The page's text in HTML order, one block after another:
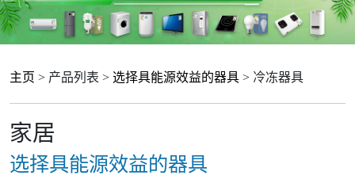
容
主页 > 产品列表 > 选择具能源效益的器具 > 冷冻器具
家居
选择具能源效益的器具